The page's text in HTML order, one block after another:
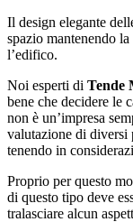
Il design elegante
spazio mantenendo
l’edifico.
Noi esperti di Tende
bene che decidere le
non è un’impresa
valutazione di diversi
tenendo in
Proprio per questo
di questo tipo deve
tralasciare alcun